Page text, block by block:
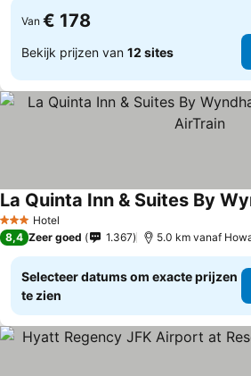
Van € 178
Bekijk prijzen van 12 sites
3 SterrenHotel
8,4 Zeer goed 1.367
Selecteer datums om exacte prijzen
te zien